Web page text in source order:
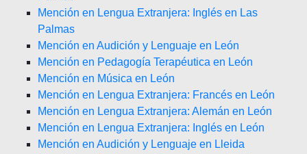
Mención en Lengua Extranjera: Inglés en Las
Palmas
Mención en Audición y Lenguaje en León
Mención en Pedagogía Terapéutica en León
Mención en Música en León
Mención en Lengua Extranjera: Francés en León
Mención en Lengua Extranjera: Alemán en León
Mención en Lengua Extranjera: Inglés en León
Mención en Audición y Lenguaje en Lleida